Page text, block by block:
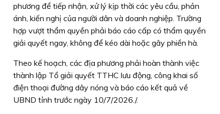
phương để tiếp nhận, xử lý kịp thời các yêu cầu, phản
ánh, kiến nghị của người dân và doanh nghiệp. Trường
hợp vượt thẩm quyền phải báo cáo cấp có thẩm quyền
giải quyết ngay, không để kéo dài hoặc gây phiền hà.
Theo kế hoạch, các địa phương phải hoàn thành việc
thành lập Tổ giải quyết TTHC lưu động, công khai số
điện thoại đường dây nóng và báo cáo kết quả về
UBND tỉnh trước ngày 10/7/2026./.